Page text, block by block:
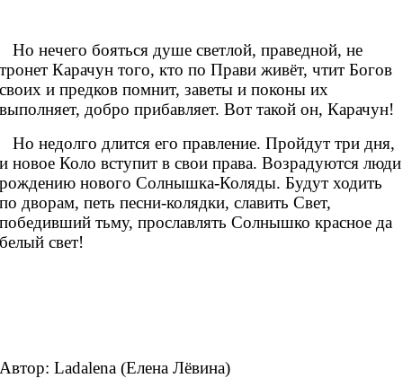
Но нечего бояться душе светлой, праведной, не
тронет Карачун того, кто по Прави живёт, чтит Богов
своих и предков помнит, заветы и поконы их
выполняет, добро прибавляет. Вот такой он, Карачун!
Но недолго длится его правление. Пройдут три дня,
и новое Коло вступит в свои права. Возрадуются люди
рождению нового Солнышка-Коляды. Будут ходить
по дворам, петь песни-колядки, славить Свет,
победивший тьму, прославлять Солнышко красное да
белый свет!
Автор: Ladalena (Елена Лёвина)